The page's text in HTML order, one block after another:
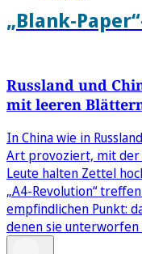
„Blank-
Russland und
mit leeren
In China wie in
Art provoziert, mit der
Leute halten Zettel
„A4-Revolution“
empfindlichen Punkt:
denen sie unterworfen